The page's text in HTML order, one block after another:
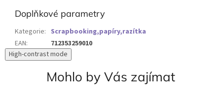
Doplňkové parametry
Kategorie: Scrapbooking,papíry,razítka
EAN:
712353259010
High-contrast mode
Mohlo by Vás zajímat